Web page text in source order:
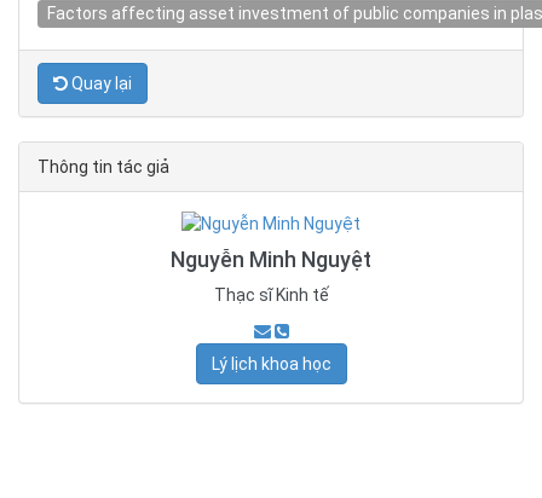
Factors affecting asset investment of public companies in
Quay lại
Thông tin tác giả
Nguyễn Minh Nguyệt
Thạc sĩ Kinh tế
Lý lịch khoa học